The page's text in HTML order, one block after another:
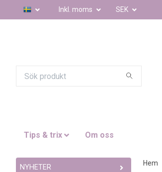
Inkl. moms SEK
Tips & trix Om oss
NYHETER Hem